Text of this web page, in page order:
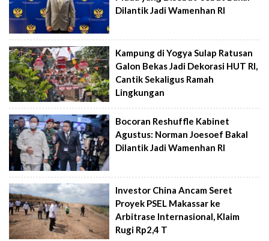
Dilantik Jadi Wamenhan RI
Kampung di Yogya Sulap Ratusan
Galon Bekas Jadi Dekorasi HUT RI,
Cantik Sekaligus Ramah
Lingkungan
Bocoran Reshuffle Kabinet
Agustus: Norman Joesoef Bakal
Dilantik Jadi Wamenhan RI
Investor China Ancam Seret
Proyek PSEL Makassar ke
Arbitrase Internasional, Klaim
Rugi Rp2,4 T